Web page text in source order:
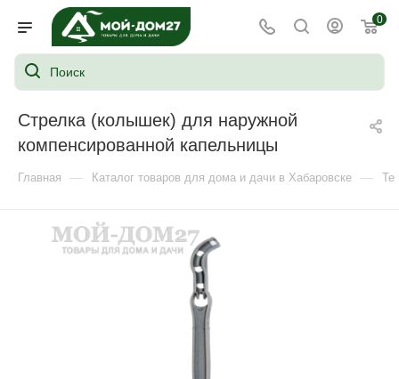
0
Стрелка (колышек) для наружной
компенсированной капельницы
Главная — Каталог товаров для дома и дачи в Хабаровске —